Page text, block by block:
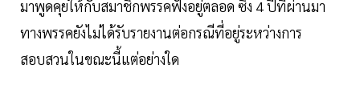
มาพูดคุยให้กับสมาชิกพรรคฟังอยู่ตลอด ซึ่ง 4 ปีที่ผ่านมา
ทางพรรคยังไม่ได้รับรายงานต่อกรณีที่อยู่ระหว่างการ
สอบสวนในขณะนี้แต่อย่างใด